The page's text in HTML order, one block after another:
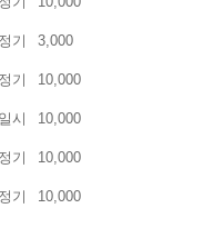
정기 3,000
정기 10,000
일시 10,000
정기 10,000
정기 10,000